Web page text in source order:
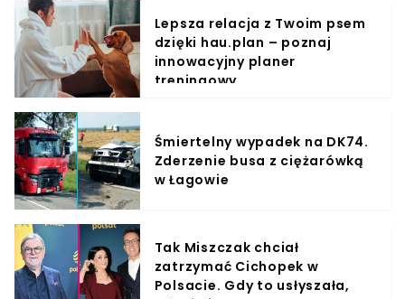
Lepsza relacja z Twoim psem
dzięki hau.plan – poznaj
innowacyjny planer
treningowy
Śmiertelny wypadek na DK74.
Zderzenie busa z ciężarówką
w Łagowie
Tak Miszczak chciał
zatrzymać Cichopek w
Polsacie. Gdy to usłyszała,